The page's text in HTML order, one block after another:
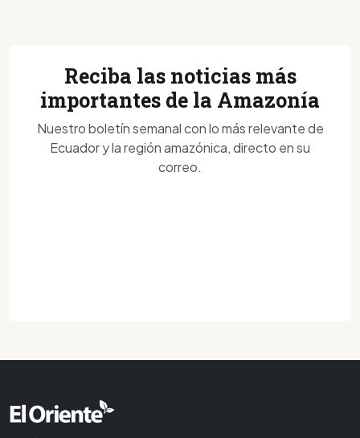
Reciba las noticias más
importantes de la Amazonía
Nuestro boletín semanal con lo más relevante de
Ecuador y la región amazónica, directo en su
correo.